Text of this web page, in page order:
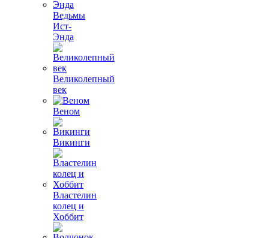
Ведьмы
Ист-
Энда
Великолепный
век
Веном
Викинги
Властелин
колец и
Хоббит